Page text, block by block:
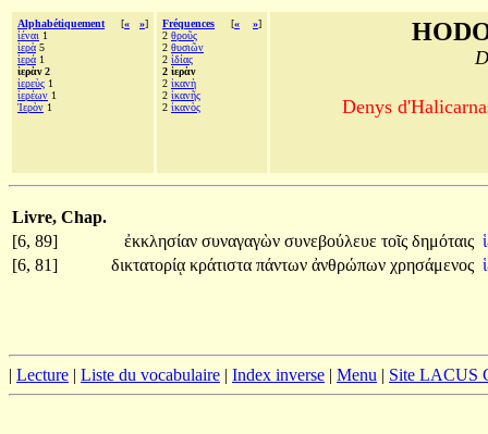
Alphabétiquement [« »]
ἰέναι 1
ἱερὰ 5
ἱερά 1
ἱερὰν 2
ἱερεὺς 1
ἱερέων 1
Ἱερὸν 1
Fréquences [« »]
2 θροῦς
2 θυσιῶν
2 ἰδίας
2 ἱερὰν
2 ἱκανὴ
2 ἱκανῆς
2 ἱκανὸς Denys
Livre, Chap.
[6, 89]
ἐκκλησίαν συναγαγὼν συνεβούλευε τοῖς δημόταις
[6, 81]
δικτατορίᾳ κράτιστα πάντων ἀνθρώπων χρησάμενος
| Lecture | Liste du vocabulaire | Index inverse | Menu | Site LACUS